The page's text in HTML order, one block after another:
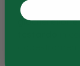
Il Pomsky è
giocherellone